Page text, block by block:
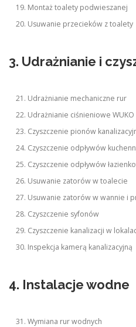
Montaż toalety podwieszanej
Usuwanie przecieków z toalety
3. Udrażnianie i
Udrażnianie mechaniczne rur
Udrażnianie ciśnieniowe WUKO
Czyszczenie pionów
Czyszczenie odpływów
Czyszczenie odpływów
Usuwanie zatorów w toalecie
Usuwanie zatorów w wannie i
Czyszczenie syfonów
Czyszczenie kanalizacji w
Inspekcja kamerą kanalizacyjną
4. Instalacje wodne
Wymiana rur wodnych